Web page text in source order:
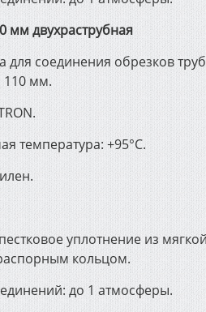
мм двухраструбная
для соединения обрезков
110 мм.
температура: +95°С.
уплотнение из
кольцом.
до 1 атмосферы.